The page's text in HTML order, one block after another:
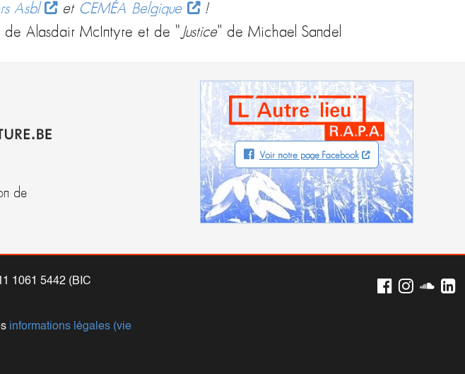
Asbl et CEMÉA Belgique
!
Alasdair McIntyre et de “ Justice” de Michael Sandel
de
Voir notre page Facebook
1061 5442 (BIC
informations légales (vie